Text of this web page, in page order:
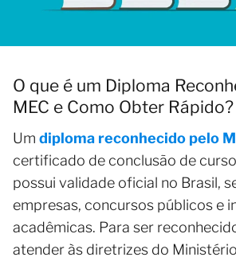
O que é um Diploma
MEC e Como Obter Rápido?
Um diploma reconhecido pelo
certificado de conclusão de
possui validade oficial no Brasil,
empresas, concursos públicos e
acadêmicas. Para ser
atender às diretrizes do